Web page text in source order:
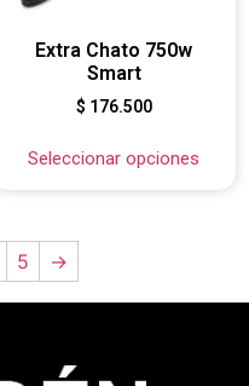
Extra Chato 750w
Smart
$ 176.500
Seleccionar opciones
5 →